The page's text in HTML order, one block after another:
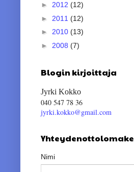
► 2012 (12)
► 2011 (12)
► 2010 (13)
► 2008 (7)
Blogin kirjoittaja
Jyrki Kokko
040 547 78 36
jyrki.kokko@gmail.com
Yhteydenottolomake
Nimi